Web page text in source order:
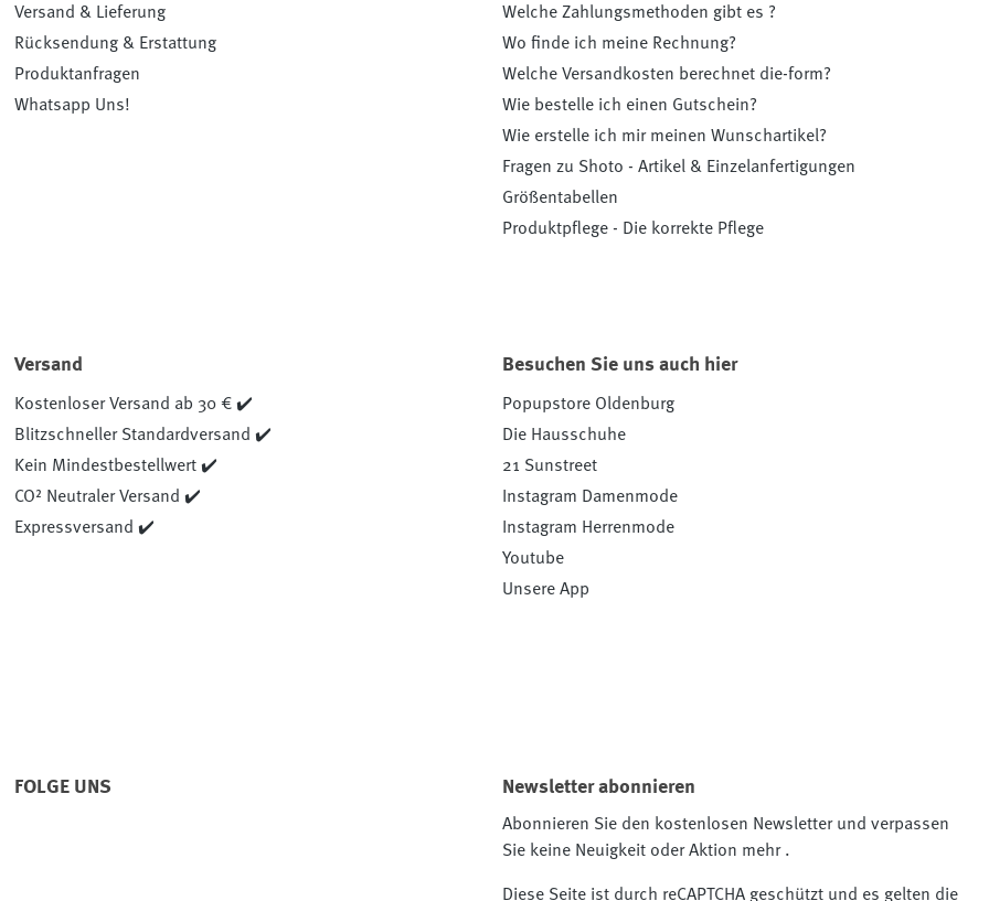
Versand & Lieferung
Rücksendung & Erstattung
Produktanfragen
Whatsapp Uns!
Welche Zahlungsmethoden gibt es ?
Wo finde ich meine Rechnung?
Welche Versandkosten berechnet die-form?
Wie bestelle ich einen Gutschein?
Wie erstelle ich mir meinen Wunschartikel?
Fragen zu Shoto - Artikel & Einzelanfertigungen
Größentabellen
Produktpflege - Die korrekte Pflege
Versand
Kostenloser Versand ab 30 € ✔️
Blitzschneller Standardversand ✔️
Kein Mindestbestellwert ✔️
CO² Neutraler Versand ✔️
Expressversand ✔️
Besuchen Sie uns auch hier
Popupstore Oldenburg
Die Hausschuhe
21 Sunstreet
Instagram Damenmode
Instagram Herrenmode
Youtube
Unsere App
FOLGE UNS Newsletter abonnieren
Abonnieren Sie den kostenlosen Newsletter und verpassen
Sie keine Neuigkeit oder Aktion mehr .
Diese Seite ist durch reCAPTCHA geschützt und es gelten die